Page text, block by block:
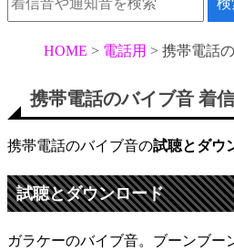
HOME 電話用 携帯電話
携帯電話のバイブ音 着
携帯電話のバイブ音の試聴とダウ
試聴とダウンロード
ガラケーのバイブ音。ブーンブー